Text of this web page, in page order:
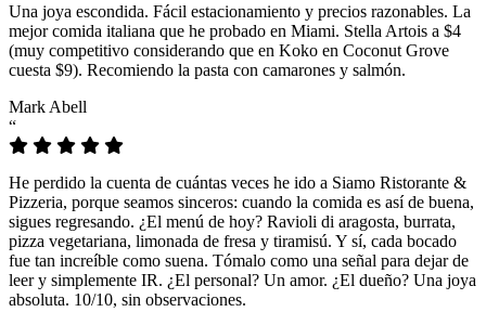
Una joya escondida. Fácil estacionamiento y precios razonables. La
mejor comida italiana que he probado en Miami. Stella Artois a $4
(muy competitivo considerando que en Koko en Coconut Grove
cuesta $9). Recomiendo la pasta con camarones y salmón.
Mark Abell
“
He perdido la cuenta de cuántas veces he ido a Siamo Ristorante &
Pizzeria, porque seamos sinceros: cuando la comida es así de buena,
sigues regresando. ¿El menú de hoy? Ravioli di aragosta, burrata,
pizza vegetariana, limonada de fresa y tiramisú. Y sí, cada bocado
fue tan increíble como suena. Tómalo como una señal para dejar de
leer y simplemente IR. ¿El personal? Un amor. ¿El dueño? Una joya
absoluta. 10/10, sin observaciones.